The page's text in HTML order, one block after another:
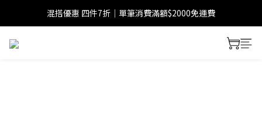
混搭優惠 四件7折｜單筆消費滿額$2000免運費